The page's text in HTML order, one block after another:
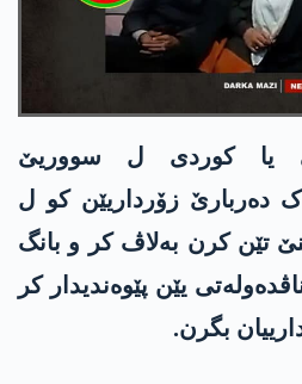
یا کوردی ل سووریێ
دەربارێ زۆرداریێن کو ل
تێن کرن بەلاڤ کر و بانگ
یێن پێوەندیدار کر
بگرن.